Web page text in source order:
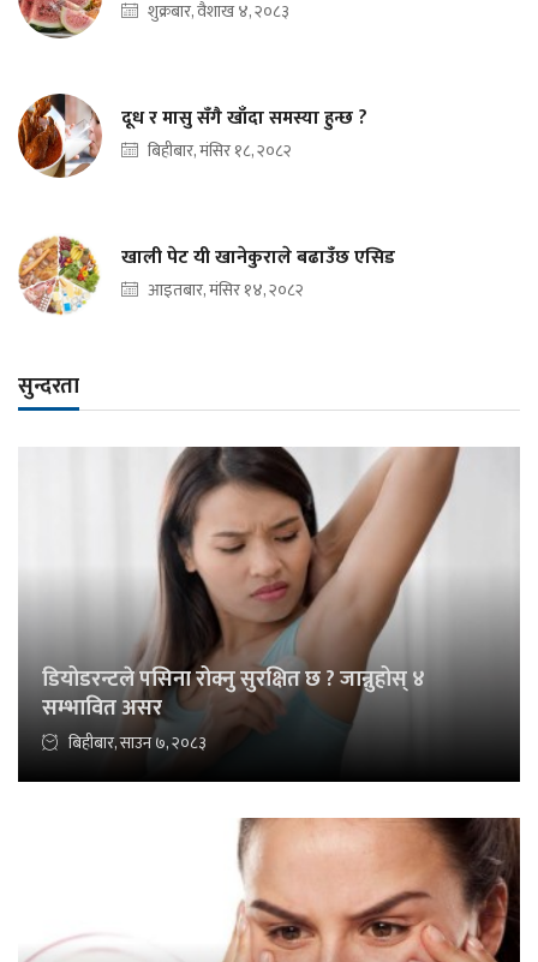
शुक्रबार, वैशाख ४, २०८३
दूध र मासु सँगै खाँदा समस्या हुन्छ ?
बिहीबार, मंसिर १८, २०८२
खाली पेट यी खानेकुराले बढाउँछ एसिड
आइतबार, मंसिर १४, २०८२
सुन्दरता
डियोडरन्टले पसिना रोक्नु सुरक्षित छ ? जान्नुहोस् ४
सम्भावित असर
बिहीबार, साउन ७, २०८३